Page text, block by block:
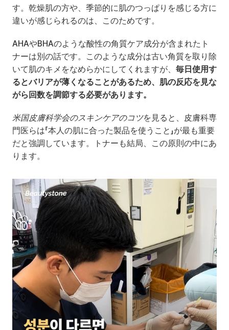
す。乾燥肌の方や、季節的に肌のつっぱりを感じる方に
違いが感じられるのは、このためです。
AHAやBHAのような酸性の角質ケア成分が含まれたト
ナーは別の話です。このような成分は古い角質を取り除
いて肌のキメをなめらかにしてくれますが、 毎日使用す
るとバリアが薄くなることがあるため、肌の反応を見な
がら回数を調節する必要があります。
米国皮膚科学会のスキンケアのコツを見ると、皮膚科専
門医らは「本人の肌に合った製品を使うこと」が最も重要
だと強調しています。トナーも結局、この原則の中にあ
ります。